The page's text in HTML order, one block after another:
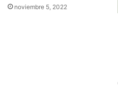
noviembre 5, 2022